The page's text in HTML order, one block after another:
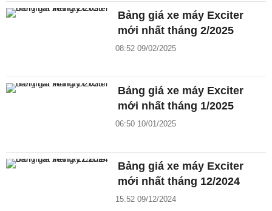
Bảng giá xe máy Exciter
mới nhất tháng 2/2025
08:52 09/02/2025
Bảng giá xe máy Exciter
mới nhất tháng 1/2025
06:50 10/01/2025
Bảng giá xe máy Exciter
mới nhất tháng 12/2024
15:52 09/12/2024